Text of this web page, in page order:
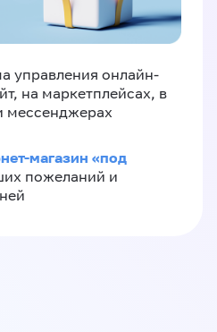
управления онлайн-
на маркетплейсах, в
мессенджерах
магазин «‎под
пожеланий и